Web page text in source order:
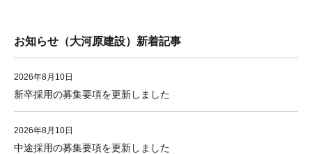
お知らせ（大河原建設）新着記事
2026年8月10日
新卒採用の募集要項を更新しました
2026年8月10日
中途採用の募集要項を更新しました